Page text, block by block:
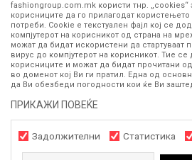
Сите информации околу производите
онлајн продавница се стремиме да бидат
меѓутоа не можеме да гарантираме дека
пак дека сите производи во моментот
Фотографиите се најверодостојниот
контактирајте не на телефонскиот број
понеделник до петок(08-16ч)
fashiongroup.com.mk користи тнр. „cookies“
корисниците да го прилагодат користењето
потреби. Cookie е текстуален фајл кој се
компјутерот на корисникот од страна на
можат да бидат искористени да стартуваат
вирус до компјутерот на корисникот. Тие
корисниците и можат да бидат прочитани
во доменот кој Ви ги пратил. Една од
да Ви обезбеди погодности кои ќе Ви
ПРИКАЖИ ПОВЕЌЕ
Задолжителни Статистика